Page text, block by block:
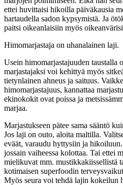
ettei huvittaisi hikoilla päiväkausia
hartaudella sadon kypsymistä. Ja
paitsi oikeanlaisiin myös
Himomarjastaja on uhanalainen laji.
Usein himomarjastajuuden taustalla
marjastajaksi voi kehittyä myös
tietynlainen ahneus ja saituus.
himomarjastajuus, kannattaa
ekinokokit ovat poissa ja
marjaa.
Marjastukseen pätee sama sääntö
Jos laji on outo, aloita maltilla.
eväät, varaudu hyttysiin ja hikoiluun.
jossain vaiheessa kolottaa. Tai ettei
mielikuvat mm. mustikkakiissellistä
kotimaisen superfoodin
Myös seura voi tehdä lajin kokeilun